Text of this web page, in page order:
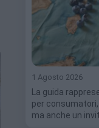
1 Agosto 2026
La guida
per
ma anche un